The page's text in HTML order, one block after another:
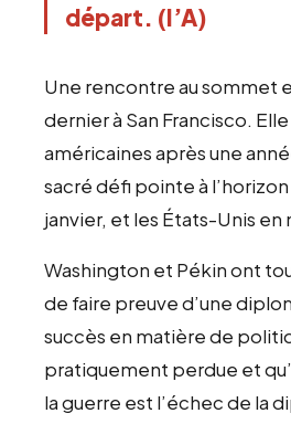
départ. (I’A)
Une rencontre au sommet
dernier à San Francisco.
américaines après une
sacré défi pointe à
janvier, et les États-Unis
Washington et Pékin ont
de faire preuve d’une
succès en matière de
pratiquement perdue et
la guerre est l’échec de la